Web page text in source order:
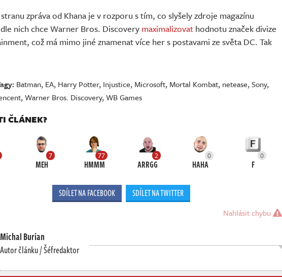
zpráva od Khana je v rozporu s tím, co slyšely zdroje magazínu
nich chce Warner Bros. Discovery maximalizovat hodnotu značek divize
což má mimo jiné znamenat více her s postavami ze světa DC. Tak
Batman, EA, Harry Potter, Injustice, Microsoft, Mortal Kombat, netease,Sony,
,Warner Bros. Discovery,WB Games
ČLÁNEK?
7
MEH
77
HMMM
2
ARRGG
0
HAHA
0
F
SDÍLET NA FACEBOOK SDÍLET NA TWITTER
Nahlásit chybu
Michal Burian
Autor článku / Šéfredaktor